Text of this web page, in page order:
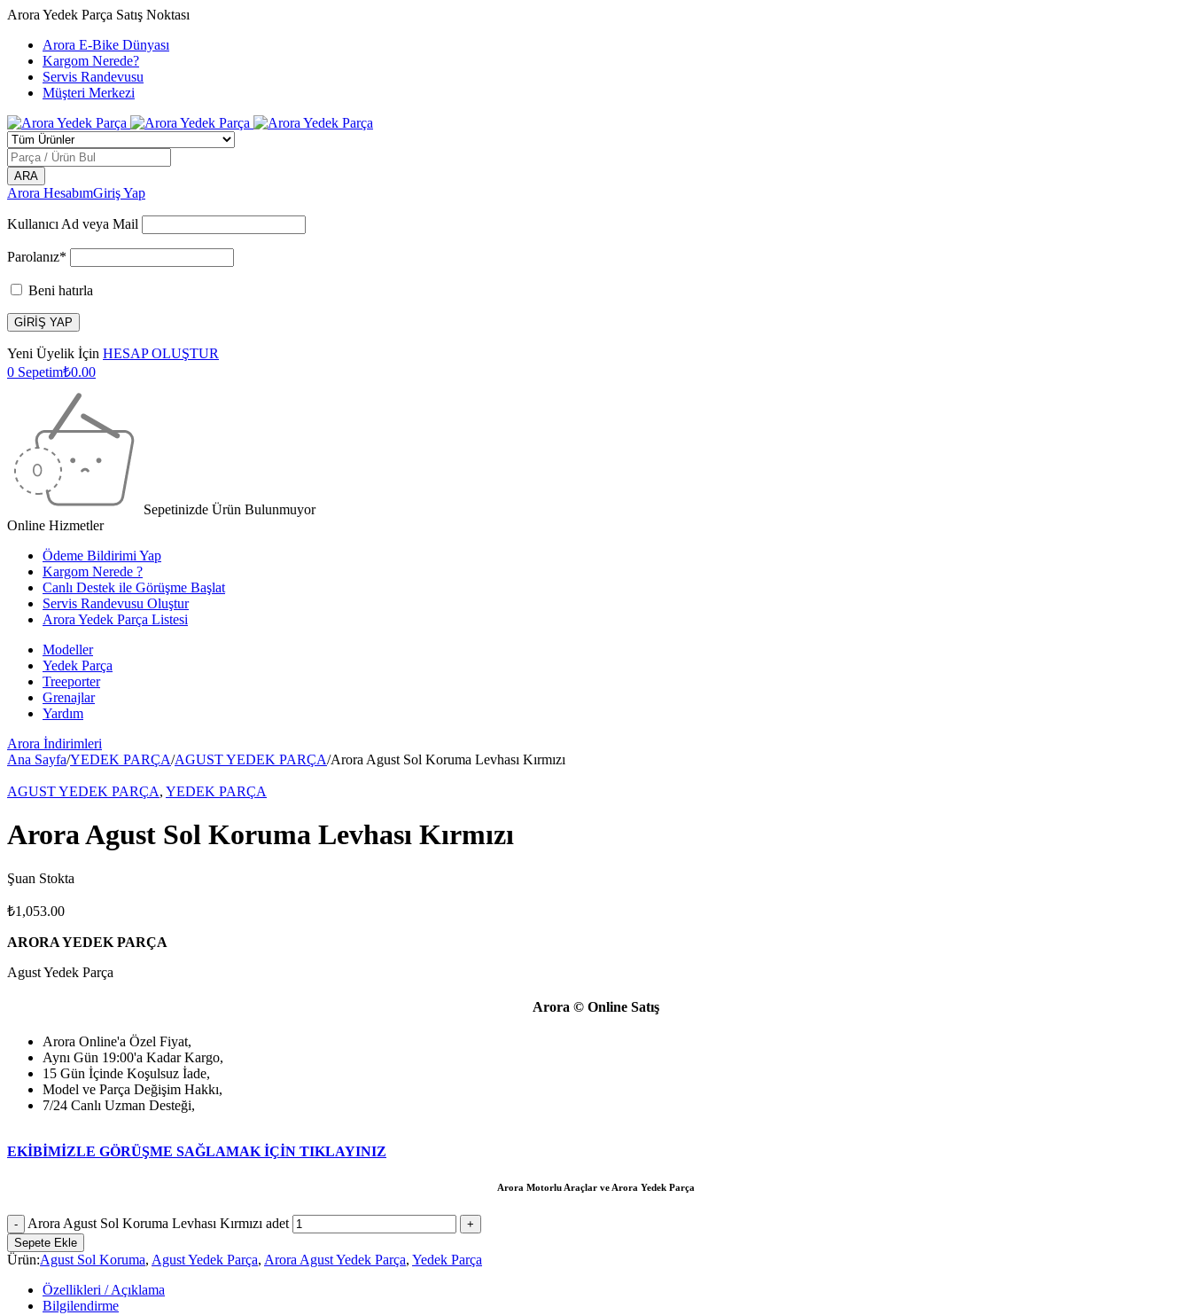
Arora Yedek Parça Satış Noktası
Arora E-Bike Dünyası
Kargom Nerede?
Servis Randevusu
Müşteri Merkezi
Arora HesabımGiriş Yap
Kullanıcı Ad veya Mail
Parolanız*
Beni hatırla
Yeni Üyelik İçin HESAP OLUŞTUR
0 Sepetim₺0.00
Sepetinizde Ürün Bulunmuyor
Online Hizmetler
Ödeme Bildirimi Yap
Kargom Nerede ?
Canlı Destek ile Görüşme Başlat
Servis Randevusu Oluştur
Arora Yedek Parça Listesi
Modeller
Yedek Parça
Treeporter
Grenajlar
Yardım
Arora İndirimleri
Ana Sayfa/YEDEK PARÇA/AGUST YEDEK PARÇA/Arora Agust Sol Koruma Levhası Kırmızı
AGUST YEDEK PARÇA, YEDEK PARÇA
Arora Agust Sol Koruma Levhası Kırmızı
Şuan Stokta
₺1,053.00
ARORA YEDEK PARÇA
Agust Yedek Parça
Arora © Online Satış
Arora Online'a Özel Fiyat,
Aynı Gün 19:00'a Kadar Kargo,
15 Gün İçinde Koşulsuz İade,
Model ve Parça Değişim Hakkı,
7/24 Canlı Uzman Desteği,
EKİBİMİZLE GÖRÜŞME SAĞLAMAK İÇİN TIKLAYINIZ
Arora Motorlu Araçlar ve Arora Yedek Parça
Arora Agust Sol Koruma Levhası Kırmızı adet
Sepete Ekle
Ürün:Agust Sol Koruma, Agust Yedek Parça, Arora Agust Yedek Parça, Yedek Parça
Özellikleri / Açıklama
Bilgilendirme